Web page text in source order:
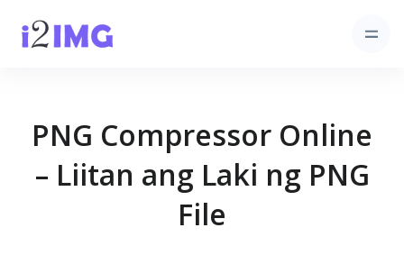
PNG Compressor Online
– Liitan ang Laki ng PNG
File